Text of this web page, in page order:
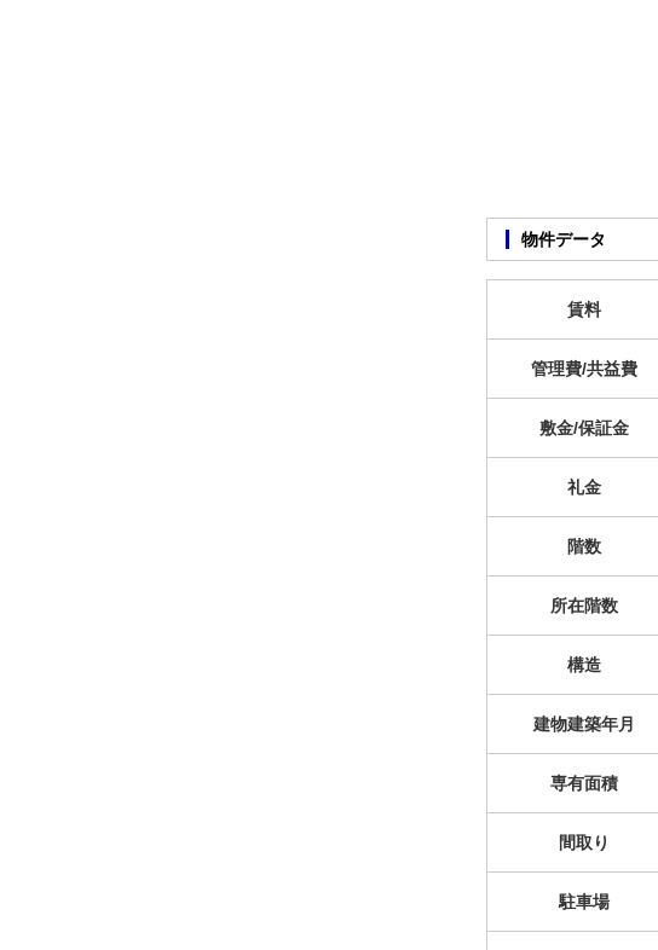
物件データ
賃料
管理費/共益費
敷金/保証金
礼金
階数
所在階数
構造
建物建築年月
専有面積
間取り
駐車場